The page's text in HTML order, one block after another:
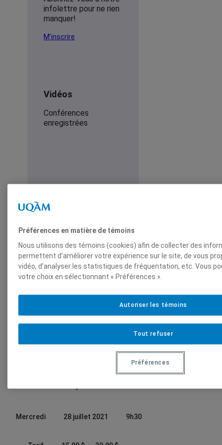
infolettre pour ne rien
manquer!
M’inscrire
Vidéos
Conférences
enregistrées
Entomologiste d’un
Mercredi 28 juillet 2021 9h30
Préférences en matière de témoins
Nous utilisons des témoins (cookies) afin de collecter des
permettent d’améliorer votre expérience sur le site, de vous
vidéo, d’analyser les statistiques de fréquentation, etc. Vous
votre choix en sélectionnant « Préférences ».
Tout refuser
Autoriser les témoins
Préférences